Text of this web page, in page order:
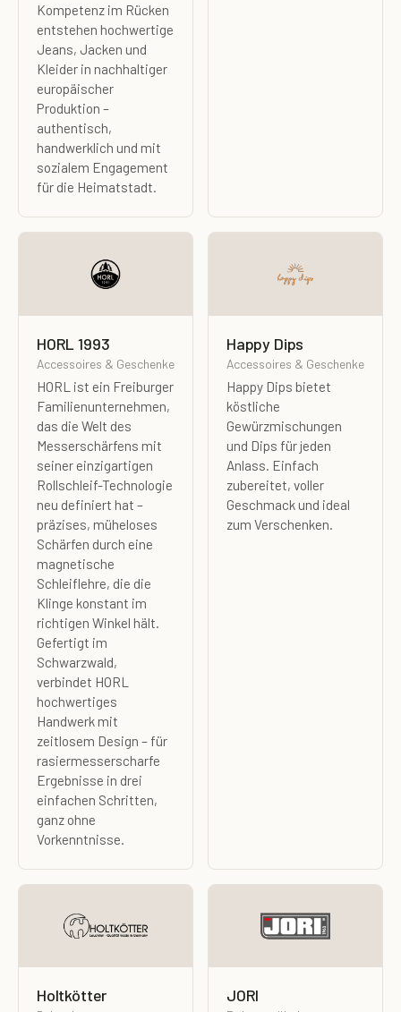
Kompetenz im Rücken
entstehen hochwertige
Jeans, Jacken und
Kleider in nachhaltiger
europäischer
Produktion –
authentisch,
handwerklich und mit
sozialem Engagement
für die Heimatstadt.
HORL 1993
Accessoires & Geschenke
HORL ist ein Freiburger
Familienunternehmen,
das die Welt des
Messerschärfens mit
seiner einzigartigen
Rollschleif-Technologie
neu definiert hat –
präzises, müheloses
Schärfen durch eine
magnetische
Schleiflehre, die die
Klinge konstant im
richtigen Winkel hält.
Gefertigt im
Schwarzwald,
verbindet HORL
hochwertiges
Handwerk mit
zeitlosem Design – für
rasiermesserscharfe
Ergebnisse in drei
einfachen Schritten,
ganz ohne
Vorkenntnisse.
Happy Dips
Accessoires & Geschenke
Happy Dips bietet
köstliche
Gewürzmischungen
und Dips für jeden
Anlass. Einfach
zubereitet, voller
Geschmack und ideal
zum Verschenken.
Holtkötter JORI